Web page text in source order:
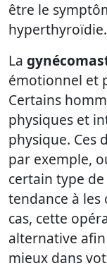
être le
hyperthyroïdie.
La
émotionnel et
Certains
physiques et
physique. Ces
par exemple,
certain type
tendance à les
cas, cette
alternative
mieux dans